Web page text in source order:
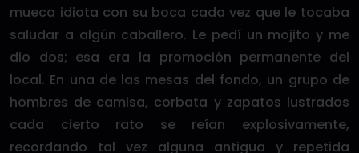
mueca idiota con su boca cada vez que le tocaba
saludar a algún caballero. Le pedí un mojito y me
dio dos; esa era la promoción permanente del
local. En una de las mesas del fondo, un grupo de
hombres de camisa, corbata y zapatos lustrados
cada cierto rato se reían explosivamente,
recordando tal vez alguna antigua y repetida